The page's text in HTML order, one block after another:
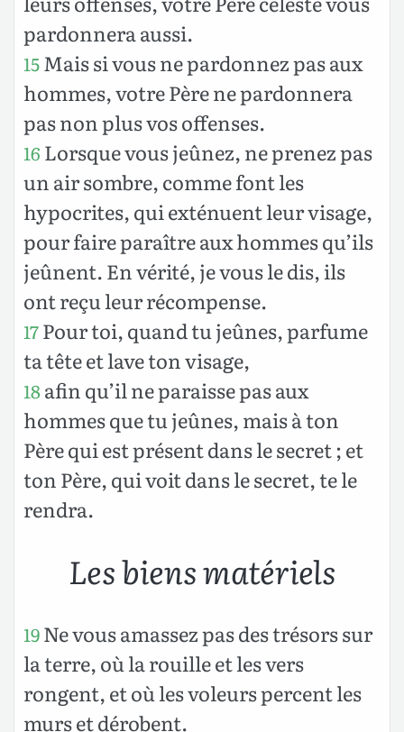
pardonnera aussi.
15Mais si vous ne pardonnez pas aux
hommes, votre Père ne pardonnera
pas non plus vos offenses.
16 Lorsque vous jeûnez, ne prenez pas
un air sombre, comme font les
hypocrites, qui exténuent leur visage,
pour faire paraître aux hommes qu’ils
jeûnent. En vérité, je vous le dis, ils
ont reçu leur récompense.
17Pour toi, quand tu jeûnes, parfume
ta tête et lave ton visage,
18afin qu’il ne paraisse pas aux
hommes que tu jeûnes, mais à ton
Père qui est présent dans le secret ; et
ton Père, qui voit dans le secret, te le
rendra.
Les biens matériels
19Ne vous amassez pas des trésors sur
la terre, où la rouille et les vers
rongent, et où les voleurs percent les
murs et dérobent.